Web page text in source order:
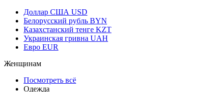
Доллар США USD
Белорусский рубль BYN
Казахстанский тенге KZT
Украинская гривна UAH
Евро EUR
Женщинам
Посмотреть всё
Одежда